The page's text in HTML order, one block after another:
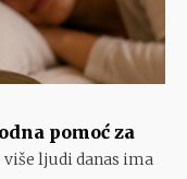
pomoć za
više ljudi danas ima